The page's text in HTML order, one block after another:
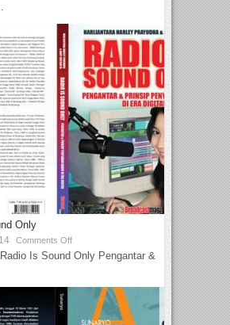
Only
Comments Off
Is Sound Only Pengantar &